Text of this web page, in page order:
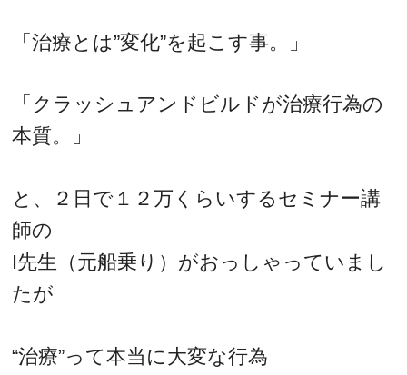
「治療とは”変化”を起こす事。」
「クラッシュアンドビルドが治療行為の
本質。」
と、２日で１２万くらいするセミナー講
師の
I先生（元船乗り）がおっしゃっていまし
たが
“治療”って本当に大変な行為